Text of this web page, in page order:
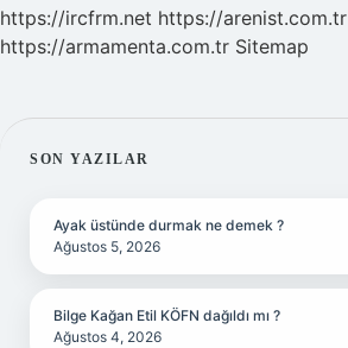
https://ircfrm.net https://arenist.com.tr
https://armamenta.com.tr Sitemap
SIDEBAR
SON YAZILAR
Ayak üstünde durmak ne demek ?
Ağustos 5, 2026
Bilge Kağan Etil KÖFN dağıldı mı ?
Ağustos 4, 2026